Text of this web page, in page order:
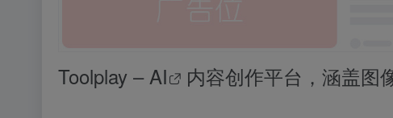
Toolplay –AI 内容创作平台，涵盖图